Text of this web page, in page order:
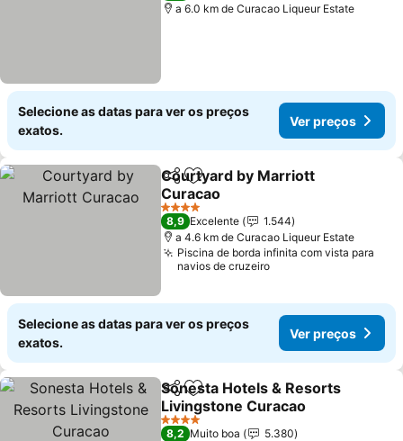
a 6.0 km de Curacao Liqueur Estate
Selecione as datas para ver os preços
exatos.
Ver preços
PartilharAdicionar aos favoritos
Courtyard by Marriott
Curacao
Ver preços
4 Estrelas
8,9 Excelente
1.544
a 4.6 km de Curacao Liqueur Estate
Piscina de borda infinita com vista para
navios de cruzeiro
Selecione as datas para ver os preços
exatos.
Ver preços
PartilharAdicionar aos favoritos
Sonesta Hotels & Resorts
Livingstone Curacao
Ver preços
4 Estrelas
8,2 Muito boa
5.380